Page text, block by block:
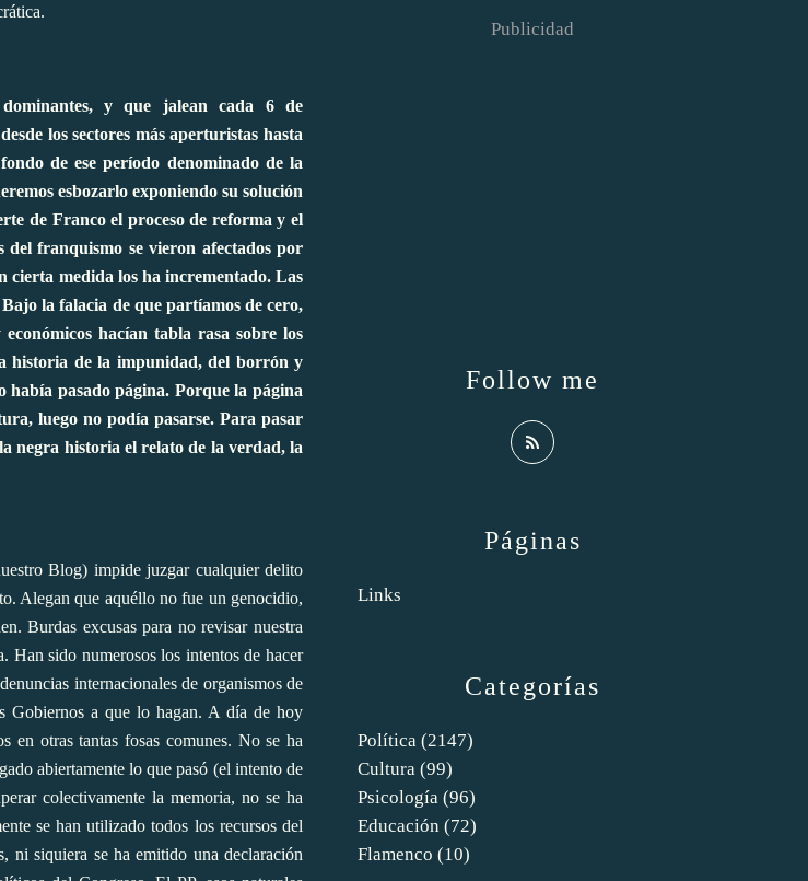
y que jalean cada 6 de
los sectores más aperturistas hasta
de ese período denominado de la
esbozarlo exponiendo su solución
de Franco el proceso de reforma y el
del franquismo se vieron afectados por
cierta medida los ha incrementado. Las
la falacia de que partíamos de cero,
hacían tabla rasa sobre los
historia de la impunidad, del borrón y
había pasado página. Porque la página
luego no podía pasarse. Para pasar
negra historia el relato de la verdad, la
Blog) impide juzgar cualquier delito
Alegan que aquéllo no fue un genocidio,
Burdas excusas para no revisar nuestra
Han sido numerosos los intentos de hacer
internacionales de organismos de
Gobiernos a que lo hagan. A día de hoy
en otras tantas fosas comunes. No se ha
abiertamente lo que pasó (el intento de
colectivamente la memoria, no se ha
se han utilizado todos los recursos del
ni siquiera se ha emitido una declaración
Categorías
Política (2147)
Cultura (99)
Psicología (96)
Educación (72)
Flamenco (10)
Páginas
Links
Follow me
Publicidad